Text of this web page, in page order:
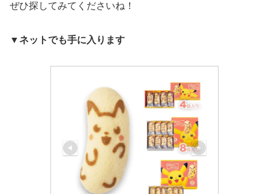
ぜひ探してみてくださいね！
▼ネットでも手に入ります